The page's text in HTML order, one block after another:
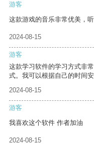
游客
这款游戏的音乐非常优美，听
2024-08-15
游客
这款学习软件的学习方式非
式。我可以根据自己的时间安
2024-08-15
游客
我喜欢这个软件 作者加油
2024-08-15